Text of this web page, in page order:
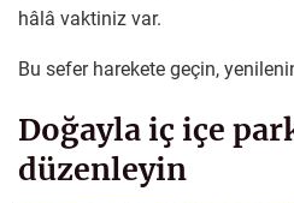
hâlâ vaktiniz var.
Bu sefer harekete geçin,
Doğayla iç içe
düzenleyin